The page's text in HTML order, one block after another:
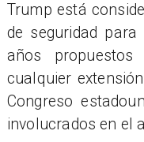
Trump está
de seguridad
años propuestos
cualquier
Congreso
involucrados en el